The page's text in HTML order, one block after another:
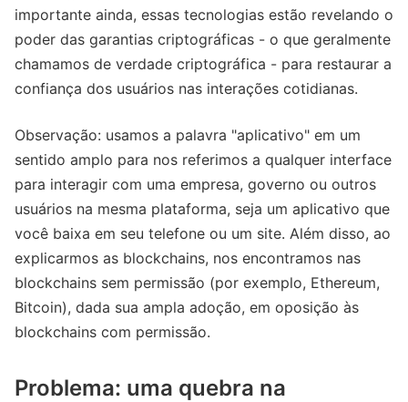
importante ainda, essas tecnologias estão revelando o
poder das garantias criptográficas - o que geralmente
chamamos de verdade criptográfica - para restaurar a
confiança dos usuários nas interações cotidianas.
Observação: usamos a palavra "aplicativo" em um
sentido amplo para nos referimos a qualquer interface
para interagir com uma empresa, governo ou outros
usuários na mesma plataforma, seja um aplicativo que
você baixa em seu telefone ou um site. Além disso, ao
explicarmos as blockchains, nos encontramos nas
blockchains sem permissão (por exemplo, Ethereum,
Bitcoin), dada sua ampla adoção, em oposição às
blockchains com permissão.
Problema: uma quebra na